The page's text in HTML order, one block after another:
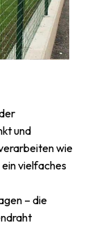
und
wie
vielfaches
– die